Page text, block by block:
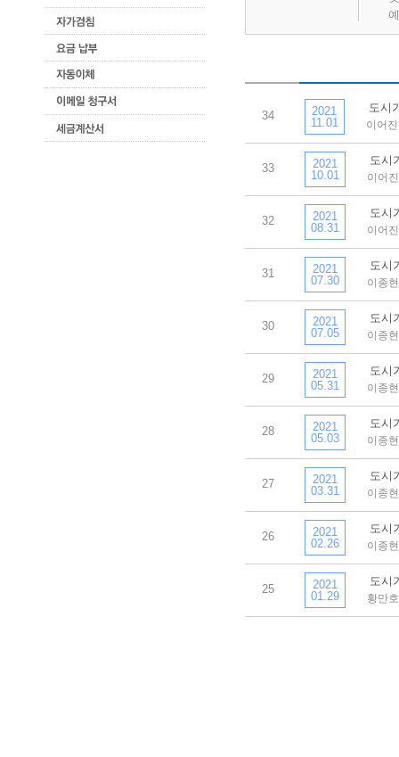
34
2021
11.01
도시
이어
33
2021
10.01
도시
이어
32
2021
08.31
도시
이어
31
2021
07.30
도시
이종
30
2021
07.05
도시
이종
29
2021
05.31
도시
이종
28
2021
05.03
도시
이종
27
2021
03.31
도시
이종
26
2021
02.26
도시
이종
25
2021
01.29
도시
황만